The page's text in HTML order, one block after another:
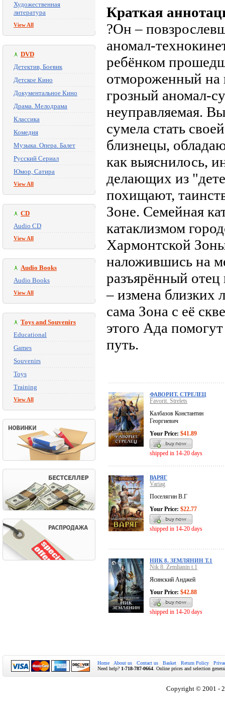
Художественная
литература
View All
DVD
Детектив, Боевик
Детское Кино
Документальное Кино
Драма. Мелодрама
Классика
Комедия
Музыка. Опера. Балет
Русский Сериал
Юмор, Сатира
View All
CD
Audio CD
View All
Audio Books
Audio Books
View All
Toys and Souvenirs
Educational
Games
Souvenirs
Toys
Training
View All
Краткая
?Он –
аномал-
ребёнком
отмороженный на
грозный аномал-
неуправляемая.
сумела стать
близнецы,
как выяснилось,
делающих из
похищают,
Зоне. Семейная
катаклизмом
Хармонтской
наложившись на
разъярённый отец
– измена близких
сама Зона с её
этого Ада
путь.
ФАВОРИТ. СТРЕЛЕЦ
Favorit. Strelets
Калбазов Константин
Георгиевич
Your Price: $41.89
shipped in 14-20 days
ВАРЯГ
Variag
Поселягин В.Г
Your Price: $22.77
shipped in 14-20 days
НИК 8. ЗЕМЛЯНИН Т.1
Nik 8. Zemlianin t.1
Ясинский Анджей
Your Price: $42.88
shipped in 14-20 days
Home About us Contact us Basket Return Policy
Need help? 1-718-787-0664 . Online prices and selection
Copyright © 2001 -